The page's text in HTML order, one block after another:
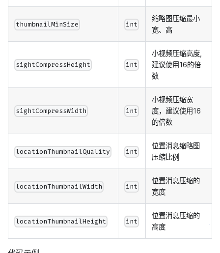
thumbnailMinSize int
缩略图压缩最小
宽、高
sightCompressHeight int
小视频压缩高度,
建议使用16的倍
数
sightCompressWidth int
小视频压缩宽
度，建议使用16
的倍数
locationThumbnailQuality int
位置消息缩略图
压缩比例
locationThumbnailWidth int
位置消息压缩的
宽度
locationThumbnailHeight int
位置消息压缩的
高度